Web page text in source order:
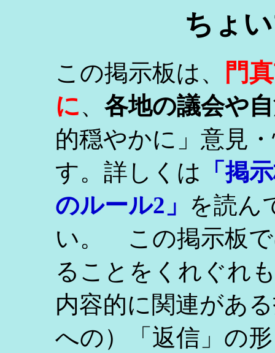
ちょ
この掲示板は、
門
に、 各地の議会や
的穏やかに」意見
す。詳しくは
「掲
のルール2」 を読ん
い。 この掲示板で
ることをくれぐれ
内容的に関連があ
への）「返信」の